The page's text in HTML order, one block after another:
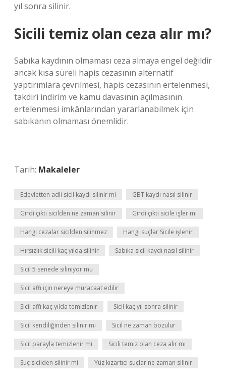
yıl sonra silinir.
Sicili temiz olan ceza alır mı?
Sabıka kaydının olmaması ceza almaya engel değildir
ancak kısa süreli hapis cezasının alternatif
yaptırımlara çevrilmesi, hapis cezasının ertelenmesi,
takdiri indirim ve kamu davasının açılmasının
ertelenmesi imkânlarından yararlanabilmek için
sabıkanın olmaması önemlidir.
Tarih: Makaleler
Edevletten adli sicil kaydı silinir mi GBT kaydı nasıl silinir
Girdi çıktı sicilden ne zaman silinir Girdi çıktı sicile işler mi
Hangi cezalar sicilden silinmez Hangi suçlar Sicile işlenir
Hırsızlık sicili kaç yılda silinir Sabıka sicil kaydı nasıl silinir
Sicil 5 senede siliniyor mu
Sicil affı için nereye müracaat edilir
Sicil affı kaç yılda temizlenir Sicil kaç yıl sonra silinir
Sicil kendiliğinden silinir mi Sicil ne zaman bozulur
Sicil parayla temizlenir mi Sicili temiz olan ceza alır mı
Suç sicilden silinir mi Yüz kızartıcı suçlar ne zaman silinir